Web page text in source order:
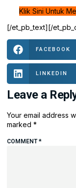
Klik Sini Untuk
[/et_pb_text][/
FACEBOOK
LINKEDIN
Leave a
Your email address
marked *
COMMENT*